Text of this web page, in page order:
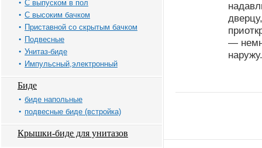
С выпуском в пол
С высоким бачком
Приставной со скрытым бачком
Подвесные
Унитаз-биде
Импульсный,электронный
Биде
биде напольные
подвесные биде (встройка)
Крышки-биде для унитазов
—
наружу.